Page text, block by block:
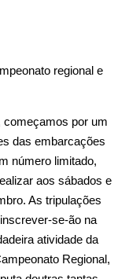
regional e
começamos por um
das embarcações
número limitado,
aos sábados e
As tripulações
na
atividade da
Regional,